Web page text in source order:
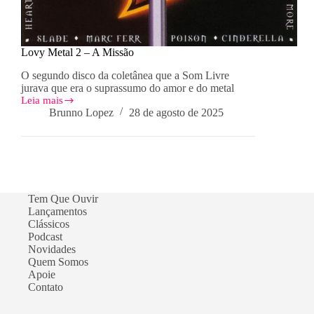
Lovy Metal 2 – A Missão
O segundo disco da coletânea que a Som Livre
jurava que era o suprassumo do amor e do metal
Leia mais
Lovy
Brunno Lopez 28 de agosto de 2025
Tem Que Ouvir
Lançamentos
Clássicos
Podcast
Novidades
Quem Somos
Apoie
Contato